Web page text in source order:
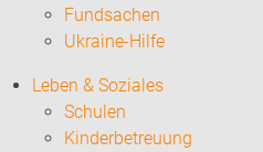
Fundsachen
Ukraine-Hilfe
Leben & Soziales
Schulen
Kinderbetreuung